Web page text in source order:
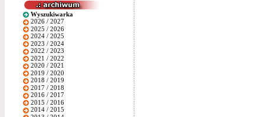
Wyszukiwarka
2026 / 2027
2025 / 2026
2024 / 2025
2023 / 2024
2022 / 2023
2021 / 2022
2020 / 2021
2019 / 2020
2018 / 2019
2017 / 2018
2016 / 2017
2015 / 2016
2014 / 2015